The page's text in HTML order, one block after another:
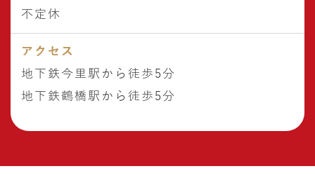
不定休
アクセス
地下鉄今里駅から徒歩5分
地下鉄鶴橋駅から徒歩5分